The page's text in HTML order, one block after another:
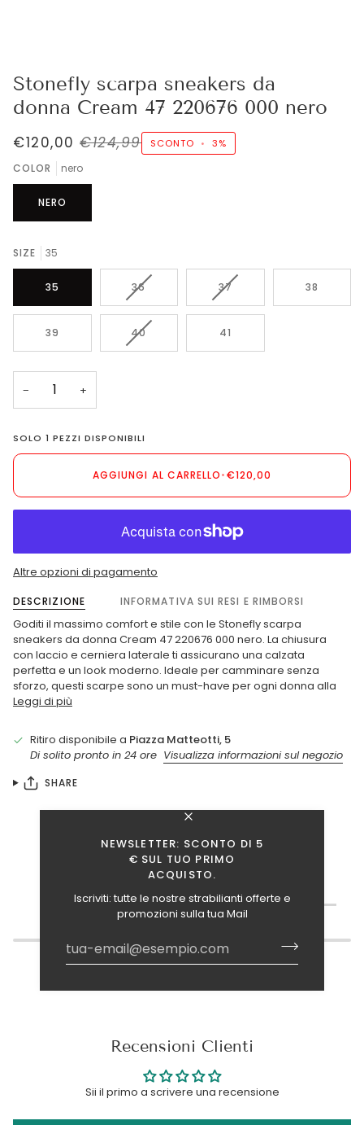
NEWSLETTER: SCONTO DI 5
€ SUL TUO PRIMO
ACQUISTO.
Iscriviti: tutte le nostre strabilianti offerte e
promozioni sulla tua Mail
Stonefly scarpa sneakers da
donna Cream 47 220676 000 nero
€120,00 €124,99 SCONTO • 3%
COLOR nero
NERO
SIZE 35
35 36VARIANTE
O
NON
37VARIANTE
O
NON
38
39 40VARIANTE
41
− +
SOLO1 PEZZI DISPONIBILI
AGGIUNGI AL CARRELLO•€120,00
Altre opzioni di pagamento
DESCRIZIONE INFORMATIVA SUI RESI E RIMBORSI
Goditi il massimo comfort e stile con le Stonefly scarpa
sneakers da donna Cream 47 220676 000 nero. La chiusura
con laccio e cerniera laterale ti assicurano una calzata
perfetta e un look moderno. Ideale per camminare senza
sforzo, questi scarpe sono un must-have per ogni donna alla
Leggi di più
Ritiro disponibile a Piazza Matteotti, 5
Di solito pronto in 24 ore Visualizza informazioni sul negozio
SHARE
Recensioni Clienti
Sii il primo a scrivere una recensione